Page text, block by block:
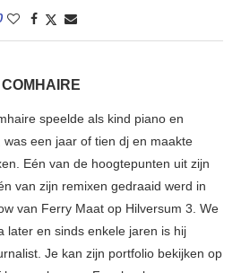
speelde als kind piano en
was een jaar of tien dj en maakte
Eén van de hoogtepunten uit zijn
van zijn remixen gedraaid werd in
van Ferry Maat op Hilversum 3. We
later en sinds enkele jaren is hij
Je kan zijn portfolio bekijken op